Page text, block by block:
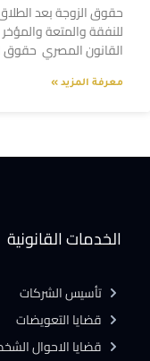
للنفقة والمتعة
القانون المصري حقوق
معرفة المزيد »
الخدمات القانونية
تأسيس الشركات
قضايا التعويضات
قضايا الاحوال